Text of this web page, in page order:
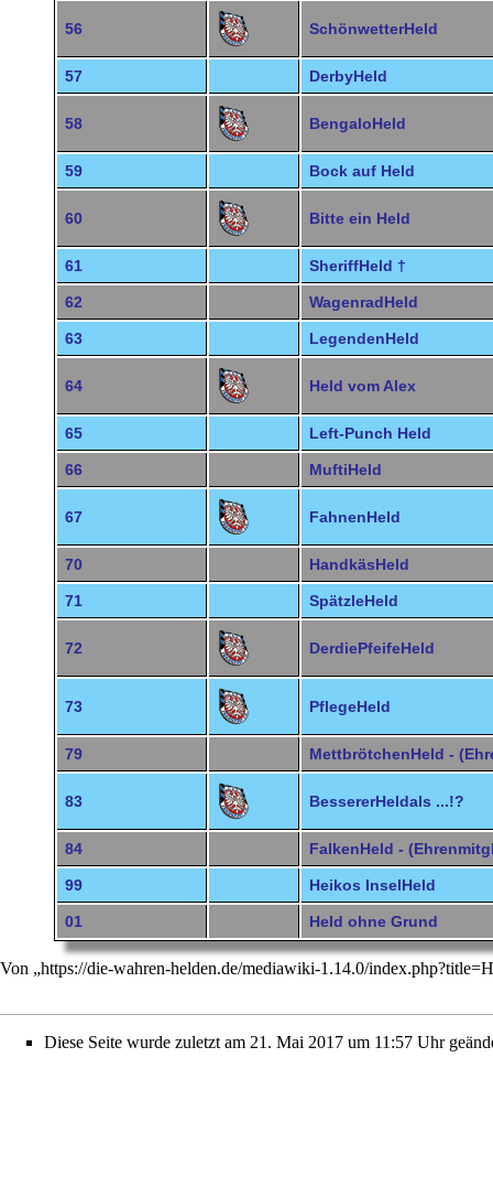
56 SchönwetterHeld
57 DerbyHeld
58 BengaloHeld
59 Bock auf Held
60 Bitte ein Held
61 SheriffHeld †
62 WagenradHeld
63 LegendenHeld
64 Held vom Alex
65 Left-Punch Held
66 MuftiHeld
67 FahnenHeld
70 HandkäsHeld
71 SpätzleHeld
72 DerdiePfeifeHeld
73 PflegeHeld
79 MettbrötchenHeld -
83 BessererHeldals ...!?
84 FalkenHeld -
99 Heikos InselHeld
01 Held ohne Grund
Von „https://die-wahren-helden.de/mediawiki-1.14.0/
Diese Seite wurde zuletzt am 21. Mai 2017 um 11:57 Uhr